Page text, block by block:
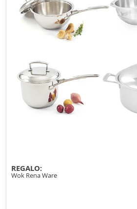
REGALO:
Wok Rena Ware